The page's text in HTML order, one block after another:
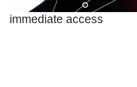
immediate access